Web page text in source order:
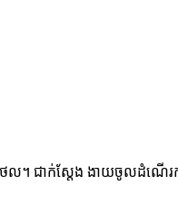
ល។ ជាក់ស្តែង ងាយចូលដំណើរក